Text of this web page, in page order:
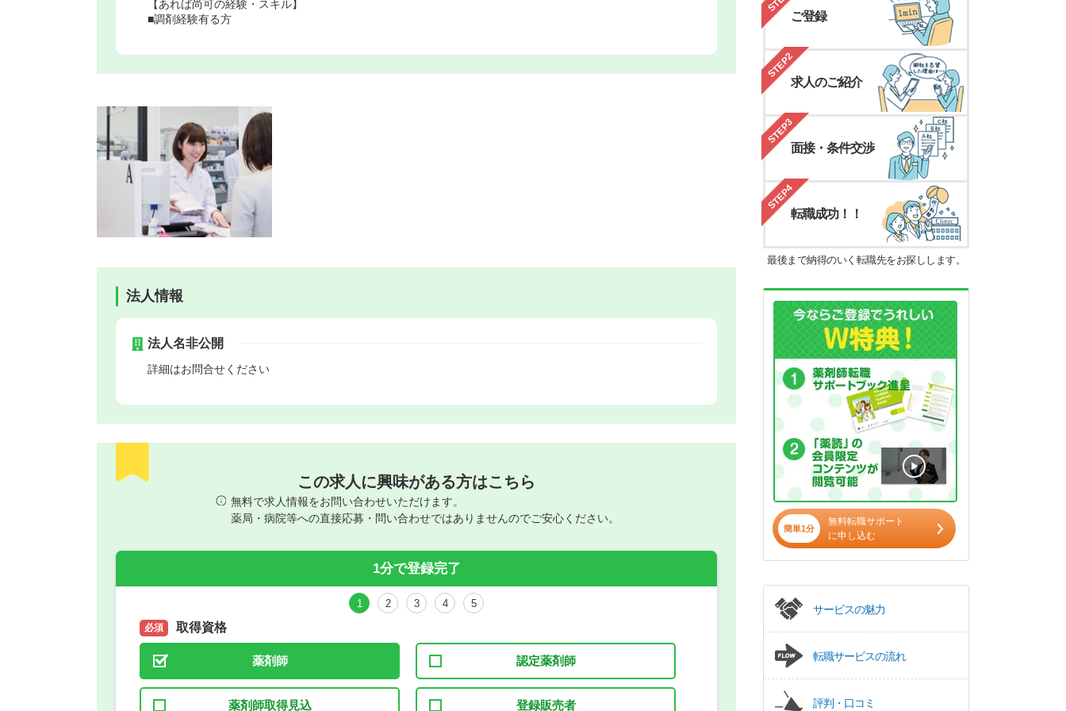
【あれば尚可の経験・スキル】
■調剤経験有る方
法人情報
法人名非公開
詳細はお問合せください
この求人に興味がある方はこちら
無料で求人情報をお問い合わせいただけます。
薬局・病院等への直接応募・問い合わせではありませんのでご安心ください。
1分で登録完了
1 2 3 4 5
必須 取得資格
薬剤師 認定薬剤師
薬剤師取得見込 登録販売者
正社員
パート(週4日～5日)
ご登録
STEP2
求人のご紹介
STEP3
面接・条件交渉
STEP4
転職成功！！
最後まで納得のいく転職先をお探しします。
簡単1分
無料転職サポート
に申し込む
サービスの魅力
転職サービスの流れ
評判・口コミ